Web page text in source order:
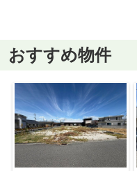
おすすめ物件